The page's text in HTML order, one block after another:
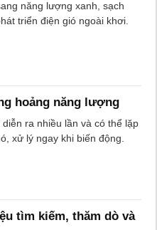
năng lượng xanh, sạch
triển điện gió ngoài khơi.
hoảng năng lượng
ra nhiều lần và có thể lặp
xử lý ngay khi biến động.
tìm kiếm, thăm dò và